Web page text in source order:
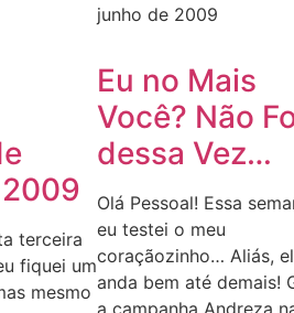
junho de 2009
terceira
fiquei um
mesmo
Eu no Mais
Você? Não
dessa Vez…
Olá Pessoal! Essa
eu testei o meu
coraçãozinho… Aliás,
anda bem até demais!
a campanha Andreza